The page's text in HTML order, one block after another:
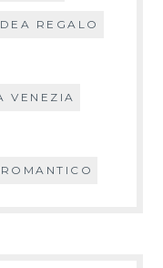
REGALO
VENEZIA
ROMANTICO